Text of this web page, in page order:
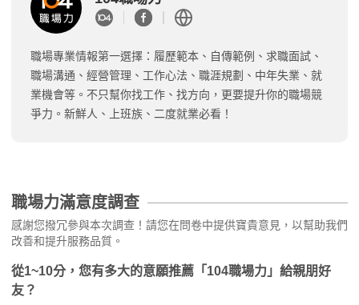
職場專業情報第一選擇：履歷範本、自傳範例、求職面試、
職場溝通、經營管理、工作心法、職涯規劃、中年失業、就
業機會等。不只幫你找工作、找方向，更要提升你的職場競
爭力。新鮮人、上班族、二度就業必看！
職場力滿意度調查
感謝您撥冗參與本次調查！請您在問卷中提供寶貴意見，以幫助我們
改善和提升服務品質。
從1~10分，您有多大的意願推薦「104職場力」給親朋好
友？